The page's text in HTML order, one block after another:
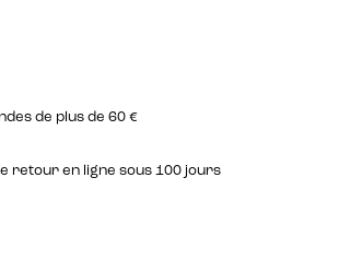
de plus de 60 €
retour en ligne sous 100 jours